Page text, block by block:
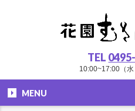
TEL
10:00~17:00（水
MENU